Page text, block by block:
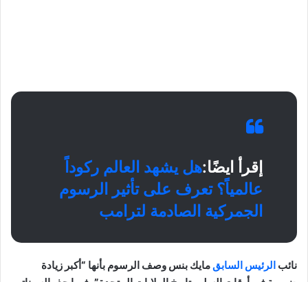
إقرأ ايضًا:هل يشهد العالم ركوداً
عالمياً؟ تعرف على تأثير الرسوم
الجمركية الصادمة لترامب
نائب الرئيس السابقمايك بنس وصف الرسوم بأنها “أكبر زيادة